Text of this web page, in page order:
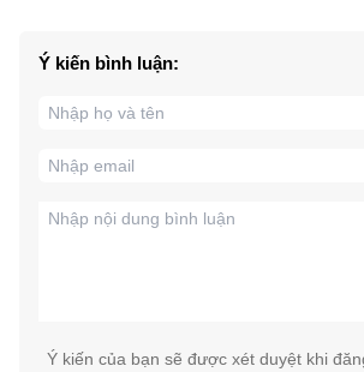
Ý kiến bình luận:
Ý kiến của bạn sẽ được xét duyệt khi